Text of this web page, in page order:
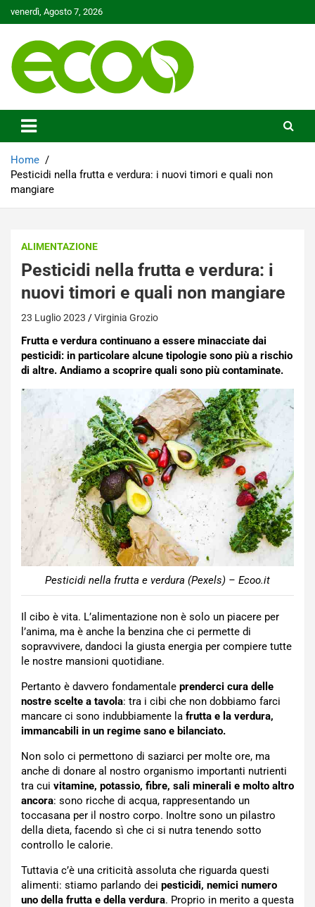
to
venerdì, Agosto 7, 2026
Ecoo.it
Home
Pesticidi nella frutta e verdura: i nuovi timori e quali non
mangiare
ALIMENTAZIONE
Pesticidi nella frutta e verdura: i
nuovi timori e quali non mangiare
23 Luglio 2023 Virginia Grozio
Frutta e verdura continuano a essere minacciate dai
pesticidi: in particolare alcune tipologie sono più a rischio
di altre. Andiamo a scoprire quali sono più contaminate.
Pesticidi nella frutta e verdura (Pexels) – Ecoo.it
Il cibo è vita. L’alimentazione non è solo un piacere per
l’anima, ma è anche la benzina che ci permette di
sopravvivere, dandoci la giusta energia per compiere tutte
le nostre mansioni quotidiane.
Pertanto è davvero fondamentale prenderci cura delle
nostre scelte a tavola: tra i cibi che non dobbiamo farci
mancare ci sono indubbiamente la frutta e la verdura,
immancabili in un regime sano e bilanciato.
Non solo ci permettono di saziarci per molte ore, ma
anche di donare al nostro organismo importanti nutrienti
tra cui vitamine, potassio, fibre, sali minerali e molto altro
ancora: sono ricche di acqua, rappresentando un
toccasana per il nostro corpo. Inoltre sono un pilastro
della dieta, facendo sì che ci si nutra tenendo sotto
controllo le calorie.
Tuttavia c’è una criticità assoluta che riguarda questi
alimenti: stiamo parlando dei pesticidi, nemici numero
uno della frutta e della verdura. Proprio in merito a questa